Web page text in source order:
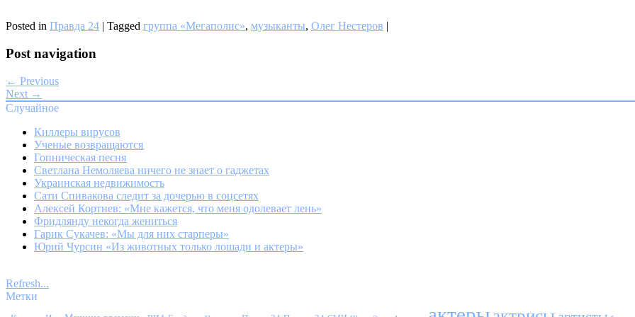
Posted in Правда 24 | Tagged группа «Мегаполис», музыканты, Олег Нестеров |
Post navigation
← Previous
Next →
Случайное
Киллеры вирусов
Ученые возвращаются
Гопническая песня
Светлана Немоляева ничего не знает о гаджетах
Украинская недвижимость
Сати Спивакова следит за дочерью в соцсетях
Алексей Кортнев: «Мне кажется, что меня одолевает лень»
Фридлянду некогда жениться
Гарик Сукачев: «Мы для них старперы»
Юрий Чурсин «Из животных только лошади и актеры»
Refresh...
Метки